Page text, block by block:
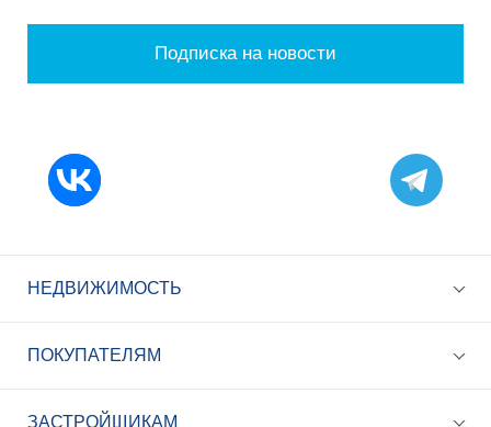
Подписка на новости
НЕДВИЖИМОСТЬ
ПОКУПАТЕЛЯМ
ЗАСТРОЙЩИКАМ